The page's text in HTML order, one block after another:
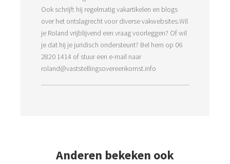
Ook schrijft hij regelmatig vakartikelen en blogs
over het ontslagrecht voor diverse vakwebsites.Wil
je Roland vrijblijvend een vraag voorleggen? Of wil
je dat hij je juridisch ondersteunt? Bel hem op 06
2820 1414 of stuur een e-mail naar
roland@vaststellingsovereenkomst.info
Anderen bekeken ook